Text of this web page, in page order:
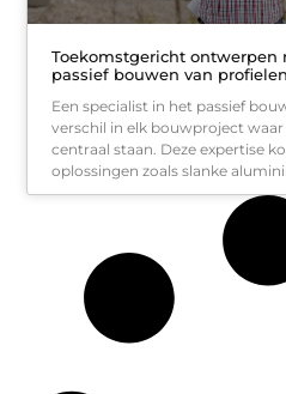
Toekomstgericht
passief bouwen van profielen
Een specialist in het passief
verschil in elk bouwproject
centraal staan. Deze expertise
oplossingen zoals slanke